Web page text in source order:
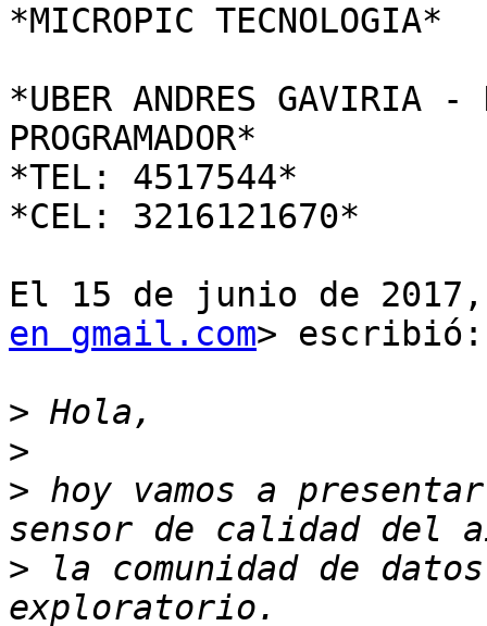
*MICROPIC TECNOLOGIA*
*UBER ANDRES GAVIRIA -
PROGRAMADOR*
*TEL: 4517544*
*CEL: 3216121670*
El 15 de junio de
en gmail.com> escribió:
>
>
> hoy vamos a
> la comunidad de